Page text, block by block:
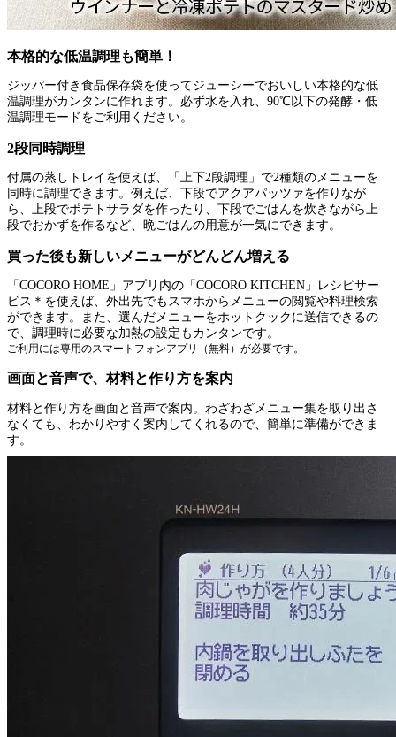
本格的な低温調理も簡単！
ジッパー付き食品保存袋を使ってジューシーでおいしい本格的な低
温調理がカンタンに作れます。必ず水を入れ、90℃以下の発酵・低
温調理モードをご利用ください。
2段同時調理
付属の蒸しトレイを使えば、「上下2段調理」で2種類のメニューを
同時に調理できます。例えば、下段でアクアパッツァを作りなが
ら、上段でポテトサラダを作ったり、下段でごはんを炊きながら上
段でおかずを作るなど、晩ごはんの用意が一気にできます。
買った後も新しいメニューがどんどん増える
「COCORO HOME」アプリ内の「COCORO KITCHEN」レシピサー
ビス＊を使えば、外出先でもスマホからメニューの閲覧や料理検索
ができます。また、選んだメニューをホットクックに送信できるの
で、調理時に必要な加熱の設定もカンタンです。
ご利用には専用のスマートフォンアプリ（無料）が必要です。
画面と音声で、材料と作り方を案内
材料と作り方を画面と音声で案内。わざわざメニュー集を取り出さ
なくても、わかりやすく案内してくれるので、簡単に準備ができま
す。